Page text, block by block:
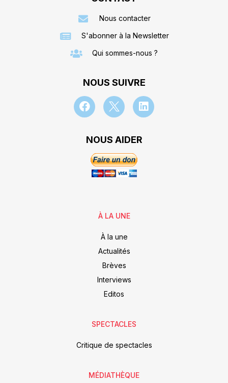
Nous contacter
S'abonner à la Newsletter
Qui sommes-nous ?
NOUS SUIVRE
NOUS AIDER
À LA UNE
À la une
Actualités
Brèves
Interviews
Editos
SPECTACLES
Critique de spectacles
MÉDIATHÈQUE